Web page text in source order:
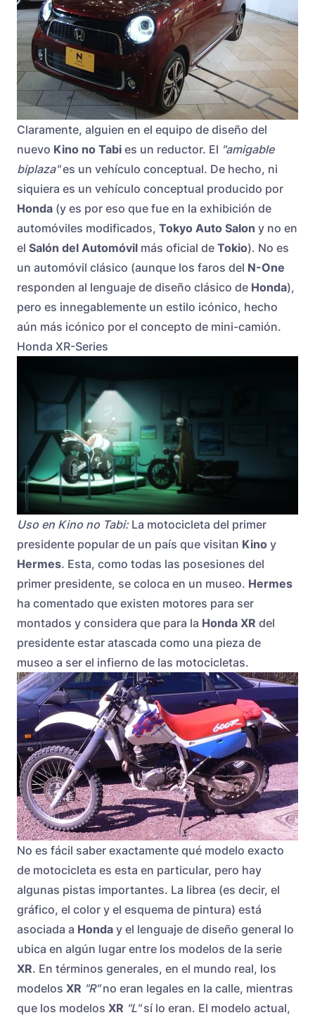
Claramente, alguien en el equipo de diseño del
nuevo Kino no Tabi es un reductor. El "amigable
biplaza"es un vehículo conceptual. De hecho, ni
siquiera es un vehículo conceptual producido por
Honda (y es por eso que fue en la exhibición de
automóviles modificados, Tokyo Auto Salon y no en
el Salón del Automóvil más oficial de Tokio). No es
un automóvil clásico (aunque los faros del N-One
responden al lenguaje de diseño clásico de Honda),
pero es innegablemente un estilo icónico, hecho
aún más icónico por el concepto de mini-camión.
Honda XR-Series
Uso en Kino no Tabi:La motocicleta del primer
presidente popular de un país que visitan Kino y
Hermes. Esta, como todas las posesiones del
primer presidente, se coloca en un museo. Hermes
ha comentado que existen motores para ser
montados y considera que para la Honda XR del
presidente estar atascada como una pieza de
museo a ser el infierno de las motocicletas.
No es fácil saber exactamente qué modelo exacto
de motocicleta es esta en particular, pero hay
algunas pistas importantes. La librea (es decir, el
gráfico, el color y el esquema de pintura) está
asociada a Honda y el lenguaje de diseño general lo
ubica en algún lugar entre los modelos de la serie
XR. En términos generales, en el mundo real, los
modelos XR "R"no eran legales en la calle, mientras
que los modelos XR "L"sí lo eran. El modelo actual,